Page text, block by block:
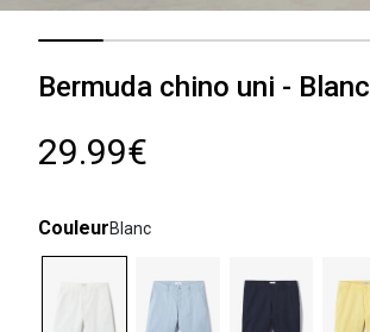
Bermuda chino uni - Blanc
29.99€
CouleurBlanc